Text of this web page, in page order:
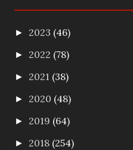
► 2023 (46)
► 2022 (78)
► 2021 (38)
► 2020 (48)
► 2019 (64)
► 2018 (254)